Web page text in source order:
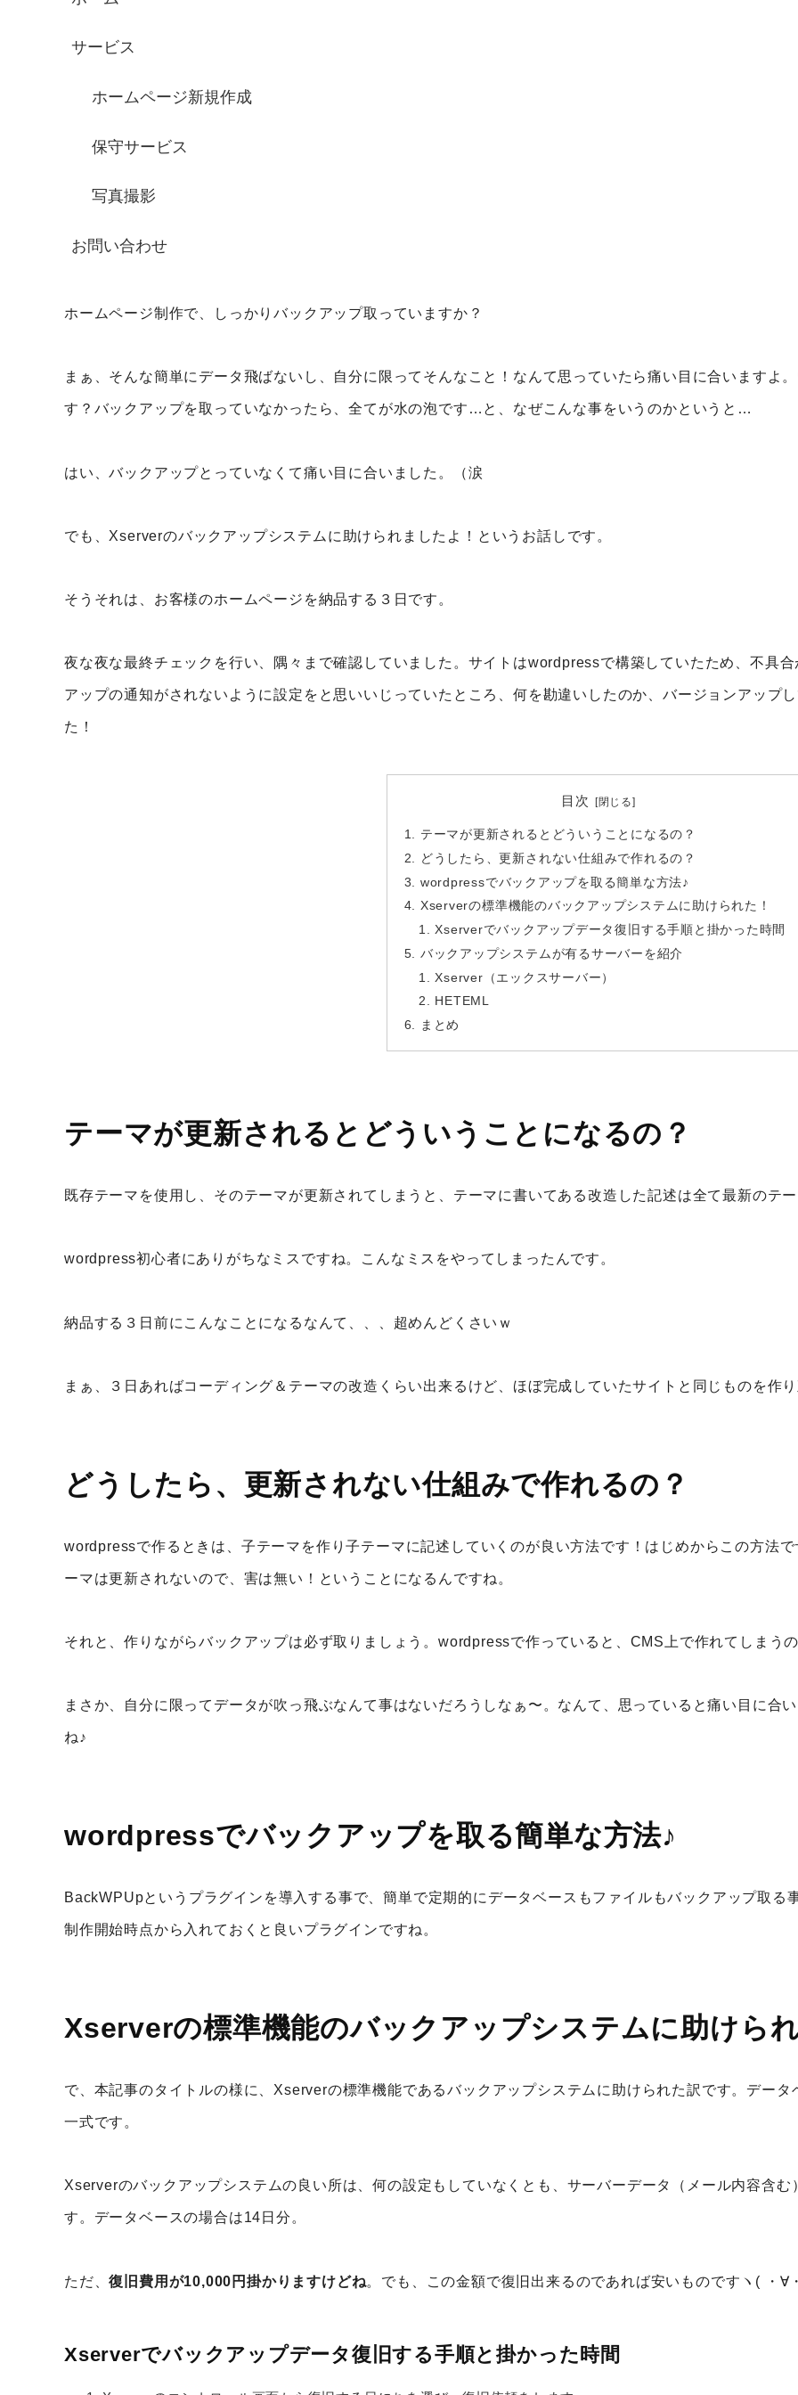
サービス
ホームページ新規作成
保守サービス
写真撮影
お問い合わせ
ホームページ制作で、しっかりバックアップ取っていますか？
まぁ、そんな簡単にデータ飛ばないし、自分に限ってそんなこと！なんて思っていたら痛い目に合いますよ
す？バックアップを取っていなかったら、全てが水の泡です…と、なぜこんな事をいうのかというと…
はい、バックアップとっていなくて痛い目に合いました。（涙
でも、Xserverのバックアップシステムに助けられましたよ！というお話しです。
そうそれは、お客様のホームページを納品する３日です。
夜な夜な最終チェックを行い、隅々まで確認していました。サイトはwordpressで構築していたため、不具
アップの通知がされないように設定をと思いいじっていたところ、何を勘違いしたのか、バージョンアップ
た！
目次
テーマが更新されるとどういうことになるの？
どうしたら、更新されない仕組みで作れるの？
wordpressでバックアップを取る簡単な方法♪
Xserverの標準機能のバックアップシステムに助けられた！
Xserverでバックアップデータ復旧する手順と掛かった時間
バックアップシステムが有るサーバーを紹介
Xserver（エックスサーバー）
HETEML
まとめ
テーマが更新されるとどういうことになるの？
既存テーマを使用し、そのテーマが更新されてしまうと、テーマに書いてある改造した記述は全て最新のテ
wordpress初心者にありがちなミスですね。こんなミスをやってしまったんです。
納品する３日前にこんなことになるなんて、、、超めんどくさいｗ
まぁ、３日あればコーディング＆テーマの改造くらい出来るけど、ほぼ完成していたサイトと同じものを作
どうしたら、更新されない仕組みで作れるの？
wordpressで作るときは、子テーマを作り子テーマに記述していくのが良い方法です！はじめからこの方法
ーマは更新されないので、害は無い！ということになるんですね。
それと、作りながらバックアップは必ず取りましょう。wordpressで作っていると、CMS上で作れてしまう
まさか、自分に限ってデータが吹っ飛ぶなんて事はないだろうしなぁ〜。なんて、思っていると痛い目に合
ね♪
wordpressでバックアップを取る簡単な方法♪
BackWPUpというプラグインを導入する事で、簡単で定期的にデータベースもファイルもバックアップ取る
制作開始時点から入れておくと良いプラグインですね。
Xserverの標準機能のバックアップシステムに助けられ
で、本記事のタイトルの様に、Xserverの標準機能であるバックアップシステムに助けられた訳です。デー
一式です。
Xserverのバックアップシステムの良い所は、何の設定もしていなくとも、サーバーデータ（メール内容含
す。データベースの場合は14日分。
ただ、復旧費用が10,000円掛かりますけどね。でも、この金額で復旧出来るのであれば安いものですヽ( ・∀
Xserverでバックアップデータ復旧する手順と掛かった時間